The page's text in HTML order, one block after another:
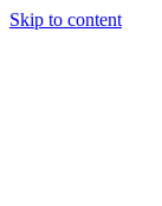
Skip to content